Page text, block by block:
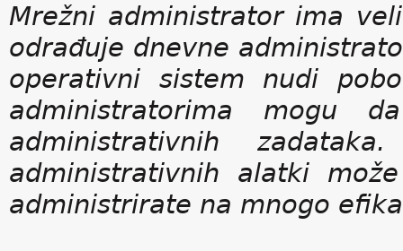
Mrežni administrator ima
odrađuje dnevne
operativni sistem nudi
administratorima mogu
administrativnih
administrativnih alatki
administrirate na mnogo